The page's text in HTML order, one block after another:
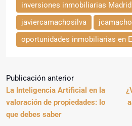
inversiones inmobiliarias Madrid
javiercamachosilva
oportunidades inmobiliarias en
Publicación anterior
La Inteligencia Artificial en la
valoración de propiedades: lo
que debes saber